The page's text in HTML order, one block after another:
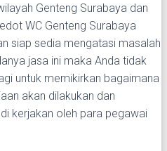
Genteng Surabaya dan
WC Genteng Surabaya
siap sedia mengatasi masalah
jasa ini maka Anda tidak
untuk memikirkan bagaimana
akan dilakukan dan
kerjakan oleh para pegawai